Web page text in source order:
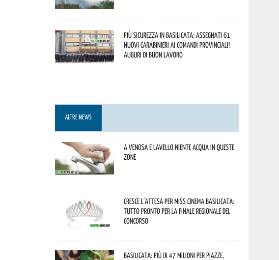
Più sicurezza in Basilicata: assegnati 61
nuovi Carabinieri ai Comandi provinciali!
Auguri di buon lavoro
ALTRE NEWS
A Venosa e Lavello niente acqua in queste
zone
Cresce l’attesa per Miss Cinema Basilicata:
tutto pronto per la finale regionale del
concorso
Basilicata: più di 47 milioni per piazze,